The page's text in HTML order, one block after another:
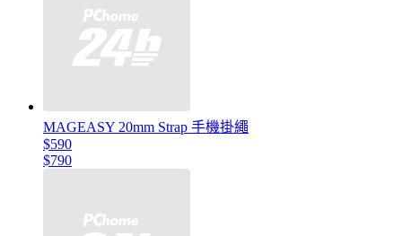
MAGEASY 20mm Strap 手機掛繩
$590
$790